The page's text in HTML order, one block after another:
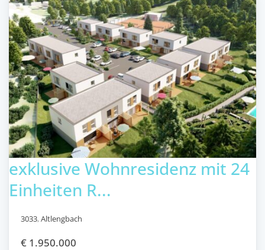
exklusive Wohnresidenz mit 24
Einheiten R...
3033,Altlengbach
€ 1.950.000